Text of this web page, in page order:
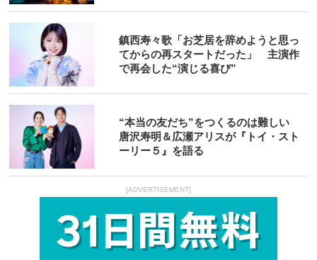
鎮西寿々歌「お芝居を辞めようと思っ
てからの再スタートだった」 主演作
で再会した“演じる喜び”
“本当の友だち”をつくるのは難しい
唐沢寿明＆広瀬アリスが『トイ・スト
ーリー５』を語る
[ADVERTISEMENT]